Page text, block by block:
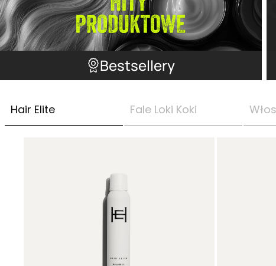
Bestsellery
Hair Elite Fale Loki Koki